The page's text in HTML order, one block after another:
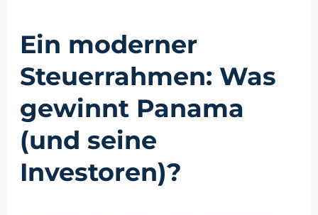
Ein moderner
Steuerrahmen: Was
gewinnt Panama
(und seine
Investoren)?